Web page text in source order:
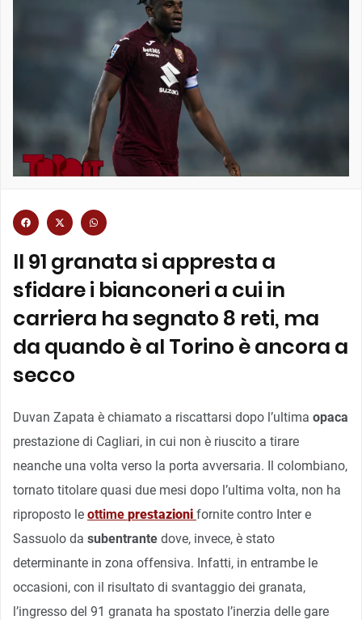
Il 91 granata si appresta a
sfidare i bianconeri a cui in
carriera ha segnato 8 reti, ma
da quando è al Torino è ancora a
secco
Duvan Zapata è chiamato a riscattarsi dopo l’ultima opaca
prestazione di Cagliari, in cui non è riuscito a tirare
neanche una volta verso la porta avversaria. Il colombiano,
tornato titolare quasi due mesi dopo l’ultima volta, non ha
riproposto le ottime prestazioni fornite contro Inter e
Sassuolo da subentrante dove, invece, è stato
determinante in zona offensiva. Infatti, in entrambe le
occasioni, con il risultato di svantaggio dei granata,
l’ingresso del 91 granata ha spostato l’inerzia delle gare